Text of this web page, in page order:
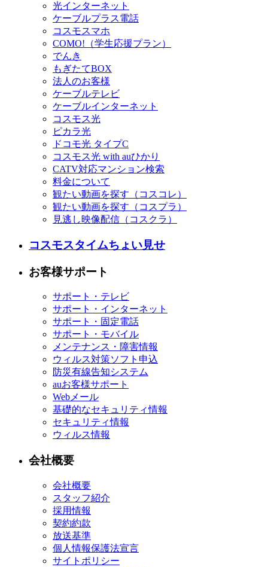
光インターネット
ケーブルプラス電話
コスモスマホ
COMO!（学生応援プラン）
でんき
もぎたてBOX
法人のお客様
ケーブルテレビ
ケーブルインターネット
コスモス光
ピカラ光
ドコモ光 タイプC
コスモス光 with auひかり
CATV対応マンション検索
料金について
観たい動画を探す（コスコレ）
観たい動画を探す（コスプラ）
見逃し映像配信（コスクラ）
コスモスタイムちょい見せ
お客様サポート
サポート・テレビ
サポート・インターネット
サポート・固定電話
サポート・モバイル
メンテナンス・障害情報
ウィルス対策ソフト申込
防災有線告知システム
auお客様サポート
Webメール
基礎的なセキュリティ情報
セキュリティ情報
ウィルス情報
会社概要
会社概要
スタッフ紹介
採用情報
契約約款
放送基準
個人情報保護法宣言
サイトポリシー